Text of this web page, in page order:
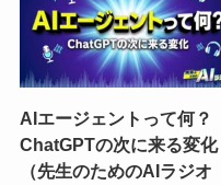
AIエージェントって何？
ChatGPTの次に来る変化
（先生のためのAIラジオ